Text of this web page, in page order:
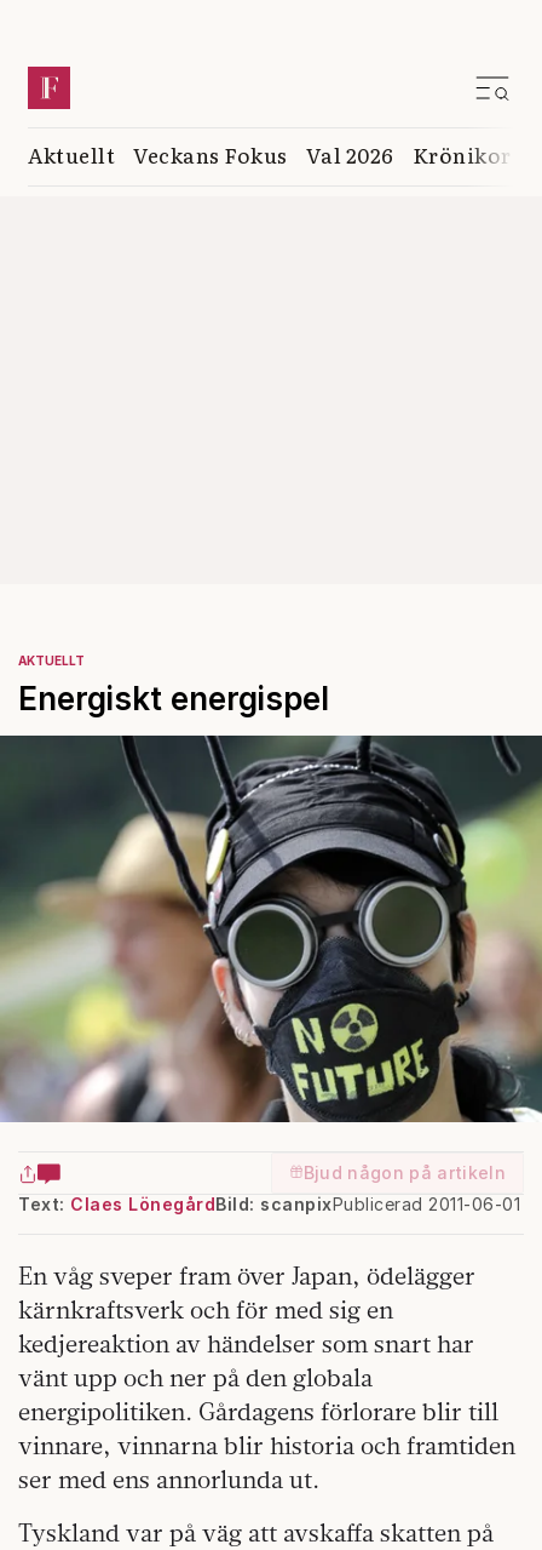
Aktuellt Veckans Fokus Val 2026 Krönikor
AKTUELLT
Energiskt energispel
Bjud någon på artikeln
Text: Claes Lönegård Publicerad 2011-06-01
Bild: scanpix
En våg sveper fram över Japan, ödelägger
kärnkraftsverk och för med sig en
kedjereaktion av händelser som snart har
vänt upp och ner på den globala
energipolitiken. Gårdagens förlorare blir till
vinnare, vinnarna blir historia och framtiden
ser med ens annorlunda ut.
Tyskland var på väg att avskaffa skatten på